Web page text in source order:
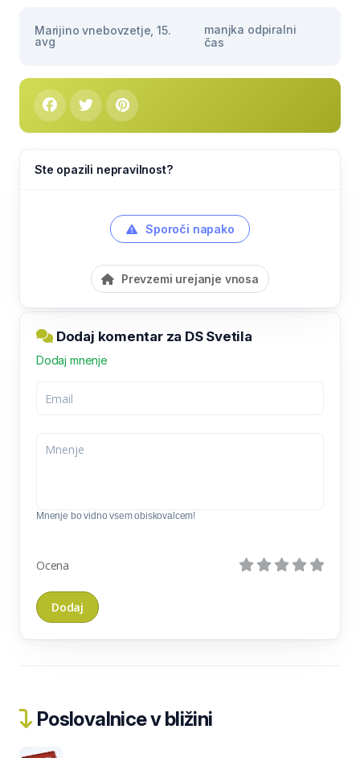
Marijino vnebovzetje, 15.
avg
manjka odpiralni
čas
Ste opazili nepravilnost?
Sporoči napako
Prevzemi urejanje vnosa
Dodaj komentar za DS Svetila
Dodaj mnenje
Mnenje bo vidno vsem obiskovalcem!
Ocena
Poslovalnice v bližini